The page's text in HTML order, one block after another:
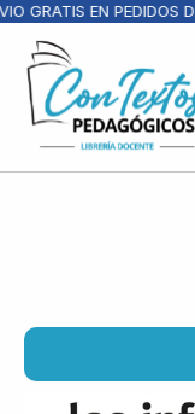
EN PEDIDOS